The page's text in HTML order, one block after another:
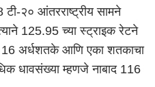
टी-२० आंतरराष्ट्रीय सामने
125.95 च्या स्ट्राइक रेटने
16 अर्धशतके आणि एका शतकाचा
धावसंख्या म्हणजे नाबाद 116